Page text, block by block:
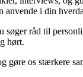
anvende i din
søger råd til
hørt.
gøre os stærkere